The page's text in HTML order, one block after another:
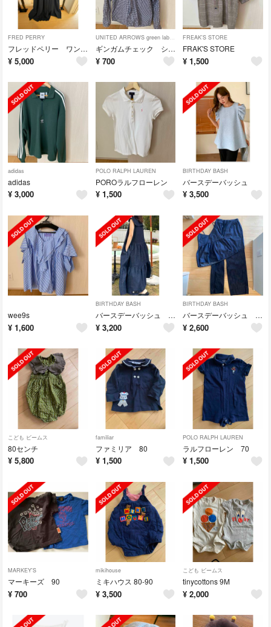
FRED PERRY
フレッドペリー ワンピース
¥ 5,000
UNITED ARROWS green label relaxing
ギンガムチェック シャツ
¥ 700
FREAK'S STORE
FRAK'S STORE
¥ 1,500
adidas
adidas
¥ 3,000
POLO RALPH LAUREN
POROラルフローレン
¥ 1,500
BIRTHDAY BASH
バースデーバッシュ
¥ 3,500
wee9s
¥ 1,600
BIRTHDAY BASH
バースデーバッシュ デニムセーラーワンピース
¥ 3,200
BIRTHDAY BASH
バースデーバッシュ セットアップ
¥ 2,600
こども ビームス
80センチ
¥ 5,800
familiar
ファミリア 80
¥ 1,500
POLO RALPH LAUREN
ラルフローレン 70
¥ 1,500
MARKEY'S
マーキーズ 90
¥ 700
mikihouse
ミキハウス 80-90
¥ 3,500
こども ビームス
tinycottons 9M
¥ 2,000